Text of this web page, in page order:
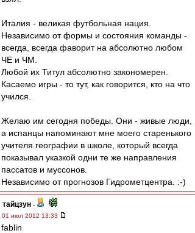
Италия - великая футбольная нация.
Независимо от формы и состояния команды -
всегда, всегда фаворит на абсолютно любом
ЧЕ и ЧМ.
Любой их Титул абсолютно закономерен.
Касаемо игры - то тут, как говорится, кто на что
учился.
Желаю им сегодня победы. Они - живые люди,
а испанцы напоминают мне моего старенького
учителя географии в школе, который всегда
показывал указкой одни те же направления
пассатов и муссонов.
Независимо от прогнозов Гидрометцентра. :-)
тайцзун -
01 июл 2012 13:33
fablin